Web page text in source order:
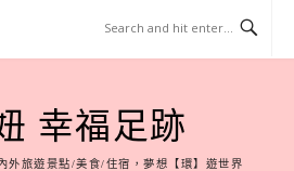
幸福足跡
外旅遊景點/美食/住宿，夢想【環】遊世界